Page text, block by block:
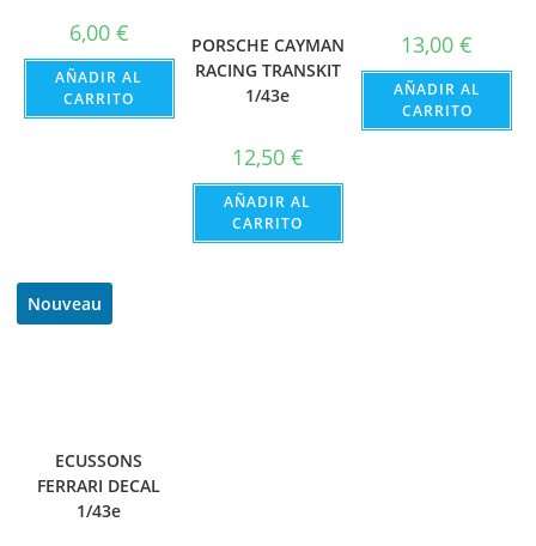
6,00 €
AÑADIR AL
CARRITO
PORSCHE CAYMAN
RACING TRANSKIT
1/43e
12,50 €
AÑADIR AL
CARRITO
13,00€
AÑADIR AL
CARRITO
Nouveau
ECUSSONS
FERRARI DECAL
1/43e